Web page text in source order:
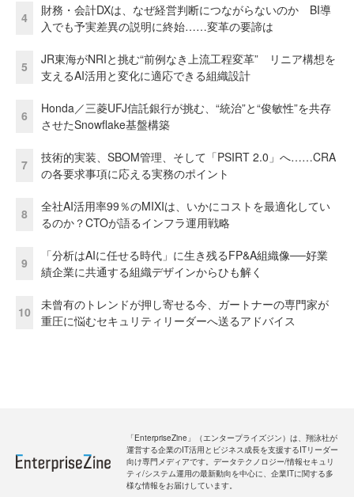
4
財務・会計DXは、なぜ経営判断につながらないのか BI導
入でも予実差異の説明に終始……変革の要諦は
5
JR東海がNRIと挑む“前例なき上流工程変革” リニア構想を
支えるAI活用と変化に適応できる組織設計
6
Honda／三菱UFJ信託銀行が挑む、“統治”と“俊敏性”を共存
させたSnowflake基盤構築
7
技術的実装、SBOM管理、そして「PSIRT 2.0」へ……CRA
の各要求事項に応える実務のポイント
8
全社AI活用率99％のMIXIは、いかにコストを最適化してい
るのか？CTOが語るインフラ運用戦略
9
「分析はAIに任せる時代」に生き残るFP&A組織像──好業
績企業に共通する組織デザインからひも解く
10
未曾有のトレンドが押し寄せる今、ガートナーの専門家が
重圧に悩むセキュリティリーダーへ送るアドバイス
「EnterpriseZine」（エンタープライズジン）は、翔泳社が
運営する企業のIT活用とビジネス成長を支援するITリーダー
向け専門メディアです。データテクノロジー/情報セキュリ
ティ/システム運用の最新動向を中心に、企業ITに関する多
様な情報をお届けしています。